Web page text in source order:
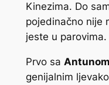
Kinezima. Do
pojedinačno nije
jeste u parovima.
Prvo sa
genijalnim